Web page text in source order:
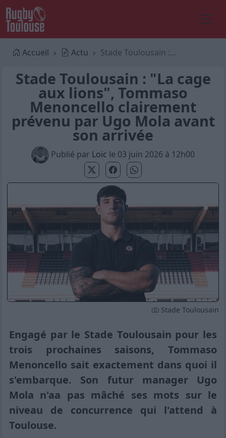
Accueil Actu Stade Toulousain : "La cage aux lions", Tommaso Menoncello clairement prévenu par Ugo Mola avant son arrivée
Stade Toulousain : "La cage
aux lions", Tommaso
Menoncello clairement
prévenu par Ugo Mola avant
son arrivée
Publié par Loïc le 03 juin 2026 à 12h00
Stade Toulousain
Engagé par le Stade Toulousain pour les
trois prochaines saisons, Tommaso
Menoncello sait exactement dans quoi il
s'embarque. Son futur manager Ugo
Mola n'aa pas mâché ses mots sur le
niveau de concurrence qui l'attend à
Toulouse.